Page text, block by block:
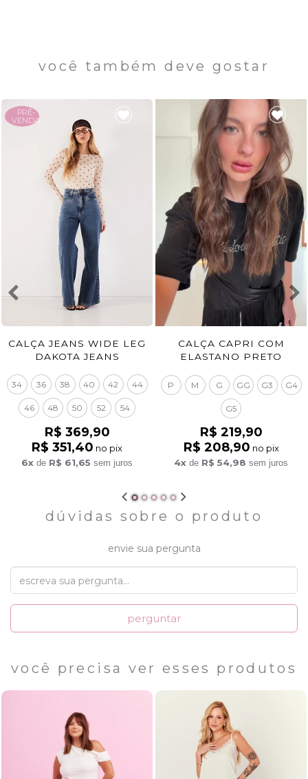
você também deve gostar
PRÉ-
VENDA
CALÇA JEANS WIDE LEG
DAKOTA JEANS
34 36 38 40 42 44
46 48 50 52 54
R$ 369,90
R$ 351,40 no pix
6x de R$ 61,65 sem juros
CALÇA CAPRI COM
ELASTANO PRETO
P M G GG G3 G4
G5
R$ 219,90
R$ 208,90 no pix
4x de R$ 54,98 sem juros
dúvidas sobre o produto
envie sua pergunta
perguntar
você precisa ver esses produtos